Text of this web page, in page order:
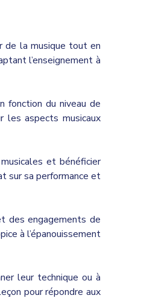
de la musique tout en
l’enseignement à
fonction du niveau de
les aspects musicaux
et bénéficier
sur sa performance et
des engagements de
à l’épanouissement
leur technique ou à
pour répondre aux